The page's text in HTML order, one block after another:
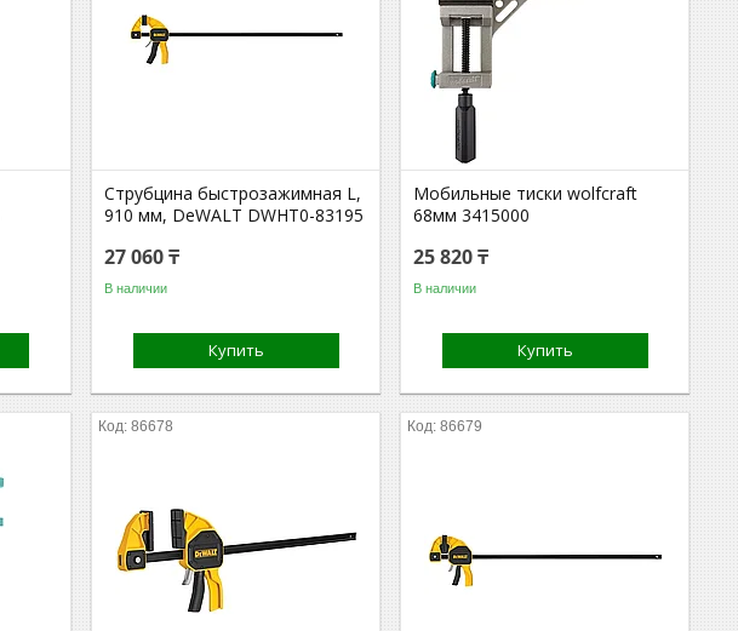
Струбцина быстрозажимная L,
910 мм, DeWALT DWHT0-83195
27 060 ₸
В наличии
Купить
Мобильные тиски wolfcraft
68мм 3415000
25 820 ₸
В наличии
Купить
86678 86679